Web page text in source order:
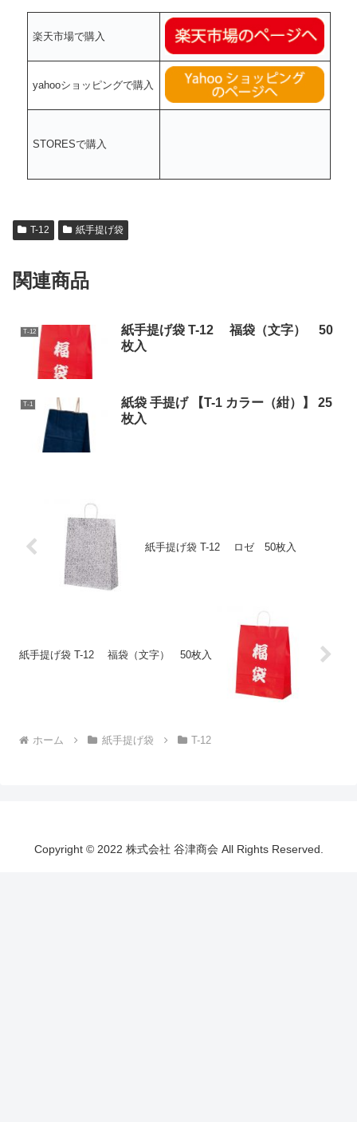
楽天市場で購入
yahooショッピングで購入
STORESで購入
T-12 紙手提げ袋
関連商品
T-12
紙手提げ袋 T-12 福袋（文字） 50
枚入
T-1
紙袋 手提げ 【T-1 カラー（紺）】 25
枚入
紙手提げ袋 T-12 ロゼ 50枚入
紙手提げ袋 T-12 福袋（文字） 50枚入
ホーム 紙手提げ袋 T-12
Copyright © 2022 株式会社 谷津商会 All Rights Reserved.